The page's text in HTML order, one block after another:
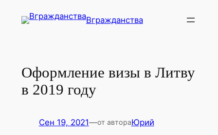
Вгражданства
Оформление визы в Литву
в 2019 году
Сен 19, 2021—от автораЮрий